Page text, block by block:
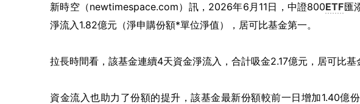
新時空（newtimespace.com）訊， 2026年6月11日，中證800ETF匯
淨流入1.82億元（淨申購份額*單位淨值），居可比基金第一。
拉長時間看，該基金連續4天資金淨流入，合計吸金2.17億元，居可比基
資金流入也助力了份額的提升，該基金最新份額較前一日增加1.40億